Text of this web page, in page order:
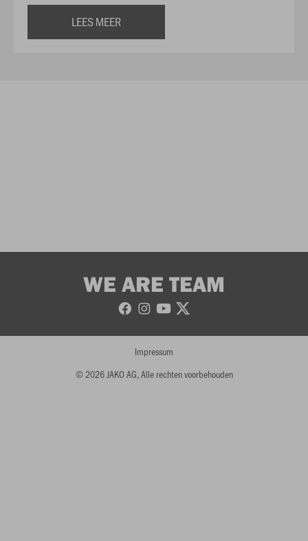
LEES MEER
WE ARE TEAM
© 2026 JAKO AG, Alle rechten voorbehouden
Impressum